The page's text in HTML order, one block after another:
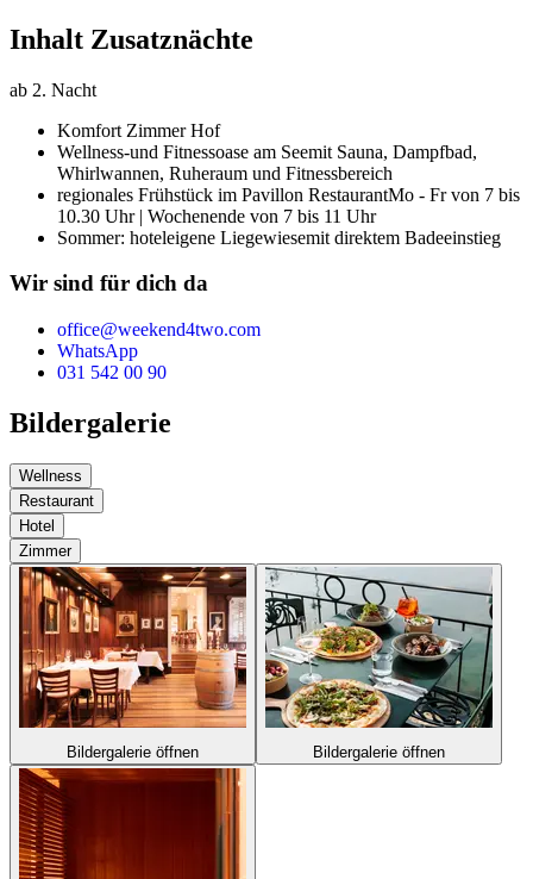
Inhalt Zusatznächte
ab 2. Nacht
Komfort Zimmer Hof
Wellness-und Fitnessoase am Seemit Sauna, Dampfbad,
Whirlwannen, Ruheraum und Fitnessbereich
regionales Frühstück im Pavillon RestaurantMo - Fr von 7 bis
10.30 Uhr | Wochenende von 7 bis 11 Uhr
Sommer: hoteleigene Liegewiesemit direktem Badeeinstieg
Wir sind für dich da
office@weekend4two.com
WhatsApp
031 542 00 90
Bildergalerie
Wellness
Restaurant
Hotel
Zimmer
Bildergalerie öffnen Bildergalerie öffnen